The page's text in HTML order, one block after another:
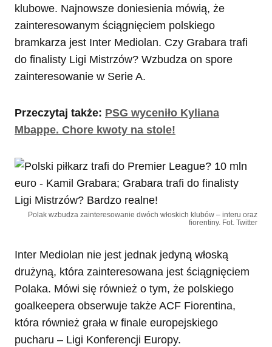
klubowe. Najnowsze doniesienia mówią, że
zainteresowanym ściągnięciem polskiego
bramkarza jest Inter Mediolan. Czy Grabara trafi
do finalisty Ligi Mistrzów? Wzbudza on spore
zainteresowanie w Serie A.
Przeczytaj także: PSG wyceniło Kyliana
Mbappe. Chore kwoty na stole!
Polak wzbudza zainteresowanie dwóch włoskich klubów – interu oraz
fiorentiny. Fot. Twitter
Inter Mediolan nie jest jednak jedyną włoską
drużyną, która zainteresowana jest ściągnięciem
Polaka. Mówi się również o tym, że polskiego
goalkeepera obserwuje także ACF Fiorentina,
która również grała w finale europejskiego
pucharu – Ligi Konferencji Europy.